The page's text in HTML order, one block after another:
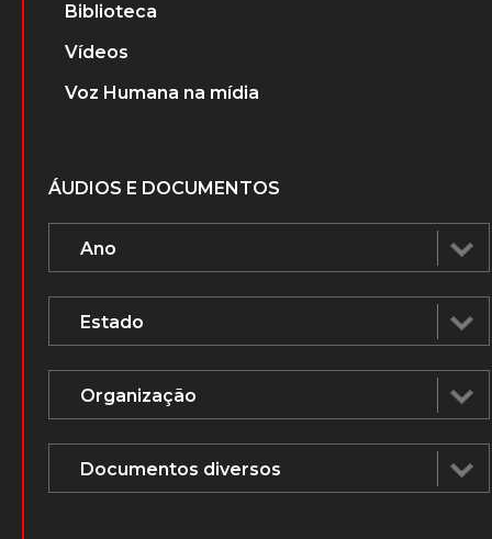
Biblioteca
Vídeos
Voz Humana na mídia
ÁUDIOS E DOCUMENTOS